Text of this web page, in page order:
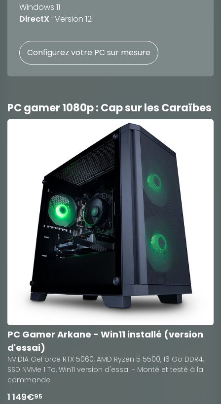
Windows 11
DirectX : Version 12
Configurez votre PC sur mesure
PC gamer 1080p : Cap sur les Caraïbes
PC Gamer Arkane - Win11 installé (version
d'essai)
NVIDIA GeForce RTX 5060, AMD Ryzen 5 5500, 16 Go DDR4,
SSD NVMe 1 To, Win11 version d'essai - Monté et testé à la
commande
1 149€95